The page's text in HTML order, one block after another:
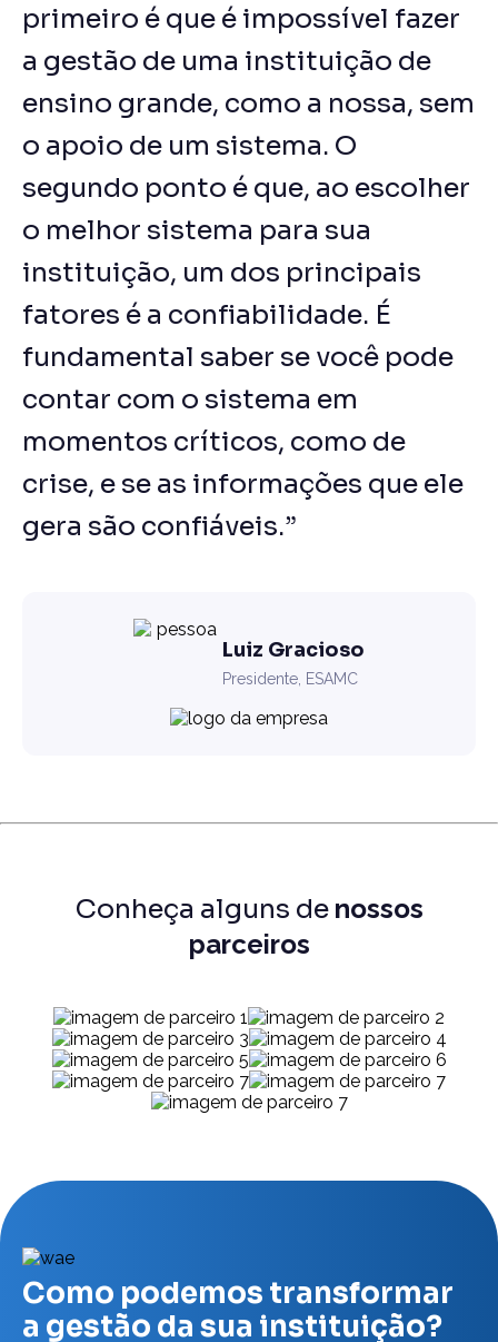
primeiro é que é impossível fazer
a gestão de uma instituição de
ensino grande, como a nossa, sem
o apoio de um sistema. O
segundo ponto é que, ao escolher
o melhor sistema para sua
instituição, um dos principais
fatores é a confiabilidade. É
fundamental saber se você pode
contar com o sistema em
momentos críticos, como de
crise, e se as informações que ele
gera são confiáveis.”
Luiz Gracioso
Presidente, ESAMC
Conheça alguns de nossos
parceiros
Como podemos transformar
a gestão da sua instituição?